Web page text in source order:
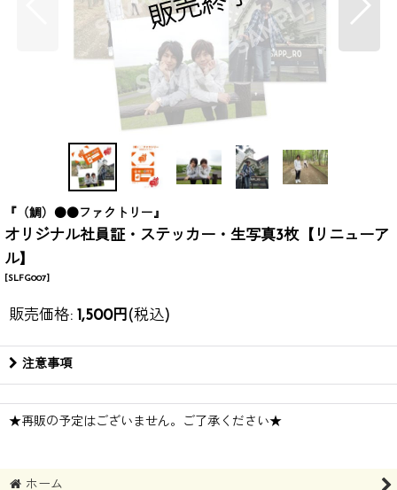
『（鯛）●●ファクトリー』
オリジナル社員証・ステッカー・生写真3枚【リニューア
ル】
[SLFG007]
販売価格: 1,500円 (税込)
注意事項
★再販の予定はございません。ご了承ください★
ホーム